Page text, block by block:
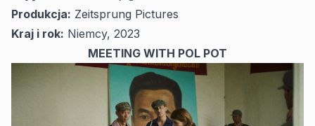
Produkcja: Zeitsprung Pictures
Kraj i rok: Niemcy, 2023
MEETING WITH POL POT